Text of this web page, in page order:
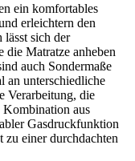
ein komfortables
erleichtern den
lässt sich der
die Matratze anheben
auch Sondermaße
an unterschiedliche
Verarbeitung, die
aus
Gasdruckfunktion
einer durchdachten